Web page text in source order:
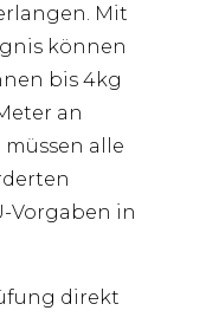
Mit
können
bis 4kg
an
alle
Vorgaben in
direkt